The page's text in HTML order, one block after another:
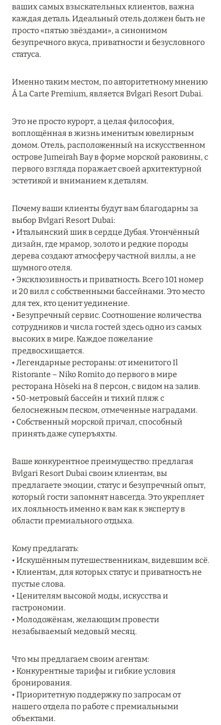
MARCH GRAND ESCAPE: ПРЕДЛОЖЕНИЕ ОТ Á
LA CARTE PREMIUM ПО ОТЕЛЮ WALDORF
ASTORIA MALDIVES ITHAAFUSHI, МАЛЬДИВЫ
Подробнее
12 ноября 2025
Подробнее
13 мая 2025
ЗАБРОНИРУЙТЕ FOUR SEASONS RESORT
ЦЕНАМ
Подробнее
04 апреля 2025
ATLANTIS THE PALM: НОВЫЙ ПАКЕТ
НАПИТКОВ ДЛЯ HB И FB
Подробнее
13 февраля 2025
MANDARIN ORIENTAL JUMEIRA, DUBAI:
СКИДКИ ДО 30 % ОТ СУММЫ КОНТРАКТА НА
РАЗМЕЩЕНИЕ ВЕСНОЙ
Подробнее
11 декабря 2024
КОНЦЕПЦИЯ «ВСЁ ВКЛЮЧЕНО – ВСЁ
ЭКСКЛЮЗИВНО»
Подробнее
HÔTEL BARRIÈRE LES NEIGES
Подробнее
27 сентября 2024
HÔTEL BARRIÈRE LES NEIGES
Подробнее
27 сентября 2024
HÔTEL BARRIÈRE LES NEIGES
Подробнее
ваших самых взыскательных клиентов, важна
каждая деталь. Идеальный отель должен быть не
просто «пятью звёздами», а синонимом
безупречного вкуса, приватности и безусловного
статуса.
Именно таким местом, по авторитетному мнению
Á La Carte Premium, является Bvlgari Resort Dubai.
Это не просто курорт, а целая философия,
воплощённая в жизнь именитым ювелирным
домом. Отель, расположенный на искусственном
острове Jumeirah Bay в форме морской раковины, с
первого взгляда поражает своей архитектурной
эстетикой и вниманием к деталям.
Почему ваши клиенты будут вам благодарны за
выбор Bvlgari Resort Dubai:
• Итальянский шик в сердце Дубая. Утончённый
дизайн, где мрамор, золото и редкие породы
дерева создают атмосферу частной виллы, а не
шумного отеля.
• Эксклюзивность и приватность. Всего 101 номер
и 20 вилл с собственными бассейнами. Это место
для тех, кто ценит уединение.
• Безупречный сервис. Соотношение количества
сотрудников и числа гостей здесь одно из самых
высоких в мире. Каждое пожелание
предвосхищается.
• Легендарные рестораны: от именитого Il
Ristorante – Niko Romito до первого в мире
ресторана Hōseki на 8 персон, с видом на залив.
• 50-метровый бассейн и тихий пляж с
белоснежным песком, отмеченные наградами.
• Собственный морской причал, способный
принять даже суперъяхты.
Ваше конкурентное преимущество: предлагая
Bvlgari Resort Dubai своим клиентам, вы
предлагаете эмоции, статус и безупречный опыт,
который гости запомнят навсегда. Это укрепляет
их лояльность именно к вам как к эксперту в
области премиального отдыха.
Кому предлагать:
• Искушённым путешественникам, видевшим всё.
• Клиентам, для которых статус и приватность не
пустые слова.
• Ценителям высокой моды, искусства и
гастрономии.
• Молодожёнам, желающим провести
незабываемый медовый месяц.
Что мы предлагаем своим агентам:
• Конкурентные тарифы и гибкие условия
бронирования.
• Приоритетную поддержку по запросам от
нашего отдела по работе с премиальными
объектами.